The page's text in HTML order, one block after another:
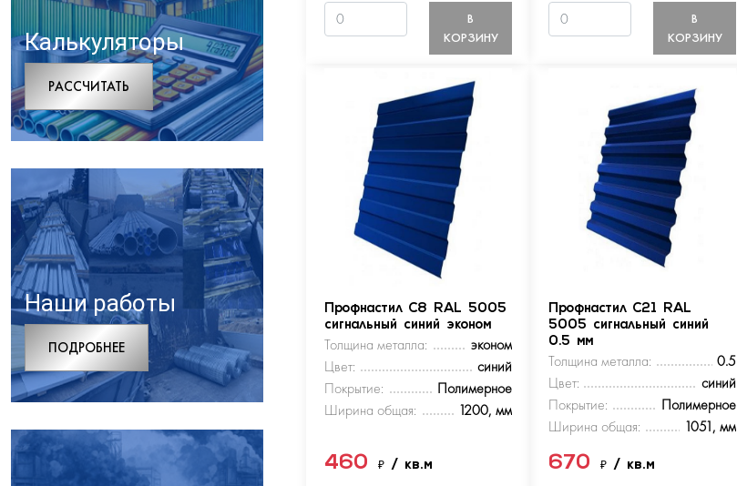
Калькуляторы
РАCСЧИТАТЬ
Наши работы
ПОДРОБНЕЕ
В
КОРЗИНУ
В
КОРЗИНУ
Профнастил С8 RAL 5005
сигнальный синий эконом
Толщина металла:
эконом
Цвет:
синий
Покрытие:
Полимерное
Ширина общая:
1200, мм
460₽/ кв.м
Профнастил С21 RAL
5005 сигнальный синий
0.5 мм
Толщина металла:
0.5
Цвет:
синий
Покрытие:
Полимерное
Ширина общая:
1051, мм
670₽/ кв.м